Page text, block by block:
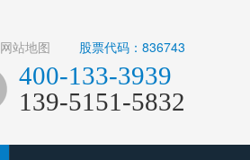
网站地图 股票代码：836743
400-133-3939
139-5151-5832